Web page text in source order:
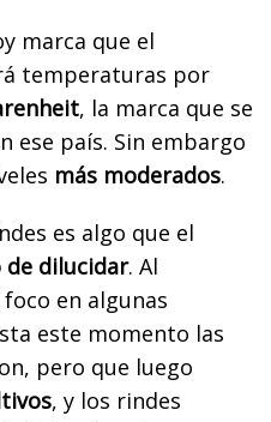
marca que el
temperaturas por
, la marca que se
ese país. Sin embargo
más moderados.
es algo que el
dilucidar. Al
en algunas
este momento las
pero que luego
, y los rindes